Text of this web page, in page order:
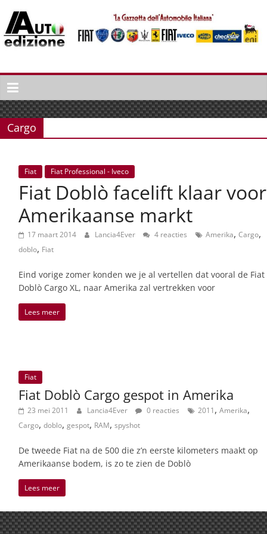
naar
inhoud
Auto
Edizione
La
Gazetta
dell'Automobile
Italiaans
autonieuws
lifestyle
Cargo
Fiat Fiat Professional - Iveco
Fiat Doblò facelift klaar voor
Amerikaanse markt
17 maart 2014 Lancia4Ever 4 reacties Amerika, Cargo,
doblo, Fiat
Eind vorige zomer konden we je al vertellen dat vooral de Fiat
Doblò Cargo XL, naar Amerika zal vertrekken voor
Lees meer
Fiat
Fiat Doblò Cargo gespot in Amerika
23 mei 2011 Lancia4Ever 0 reacties 2011, Amerika,
Cargo, doblo, gespot, RAM, spyshot
De tweede Fiat na de 500 die z’n eerste kilometers maakt op
Amerikaanse bodem, is zo te zien de Doblò
Lees meer